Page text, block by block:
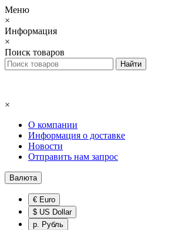
Меню
×
Информация
×
Поиск товаров
×
О компании
Информация о доставке
Новости
Отправить нам запрос
Валюта
€ Euro
$ US Dollar
р. Рубль